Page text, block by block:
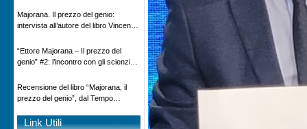
in onda su Espansione TV
Majorana. Il prezzo del genio:
intervista all’autore del libro Vincenzo
“Ettore Majorana ‒ Il prezzo del
genio” #2: l’incontro con gli scienziati
Recensione del libro “Majorana, il
prezzo del genio”, dal Tempo
Link Utili